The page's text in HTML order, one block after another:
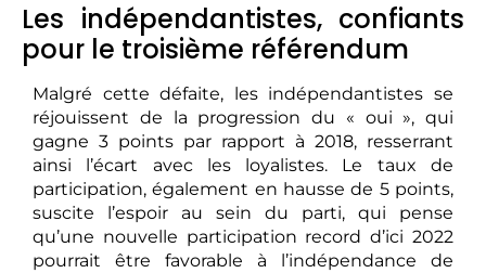
Les indépendantistes, confiants
pour le troisième référendum
Malgré cette défaite, les indépendantistes se
réjouissent de la progression du « oui », qui
gagne 3 points par rapport à 2018, resserrant
ainsi l’écart avec les loyalistes. Le taux de
participation, également en hausse de 5 points,
suscite l’espoir au sein du parti, qui pense
qu’une nouvelle participation record d’ici 2022
pourrait être favorable à l’indépendance de